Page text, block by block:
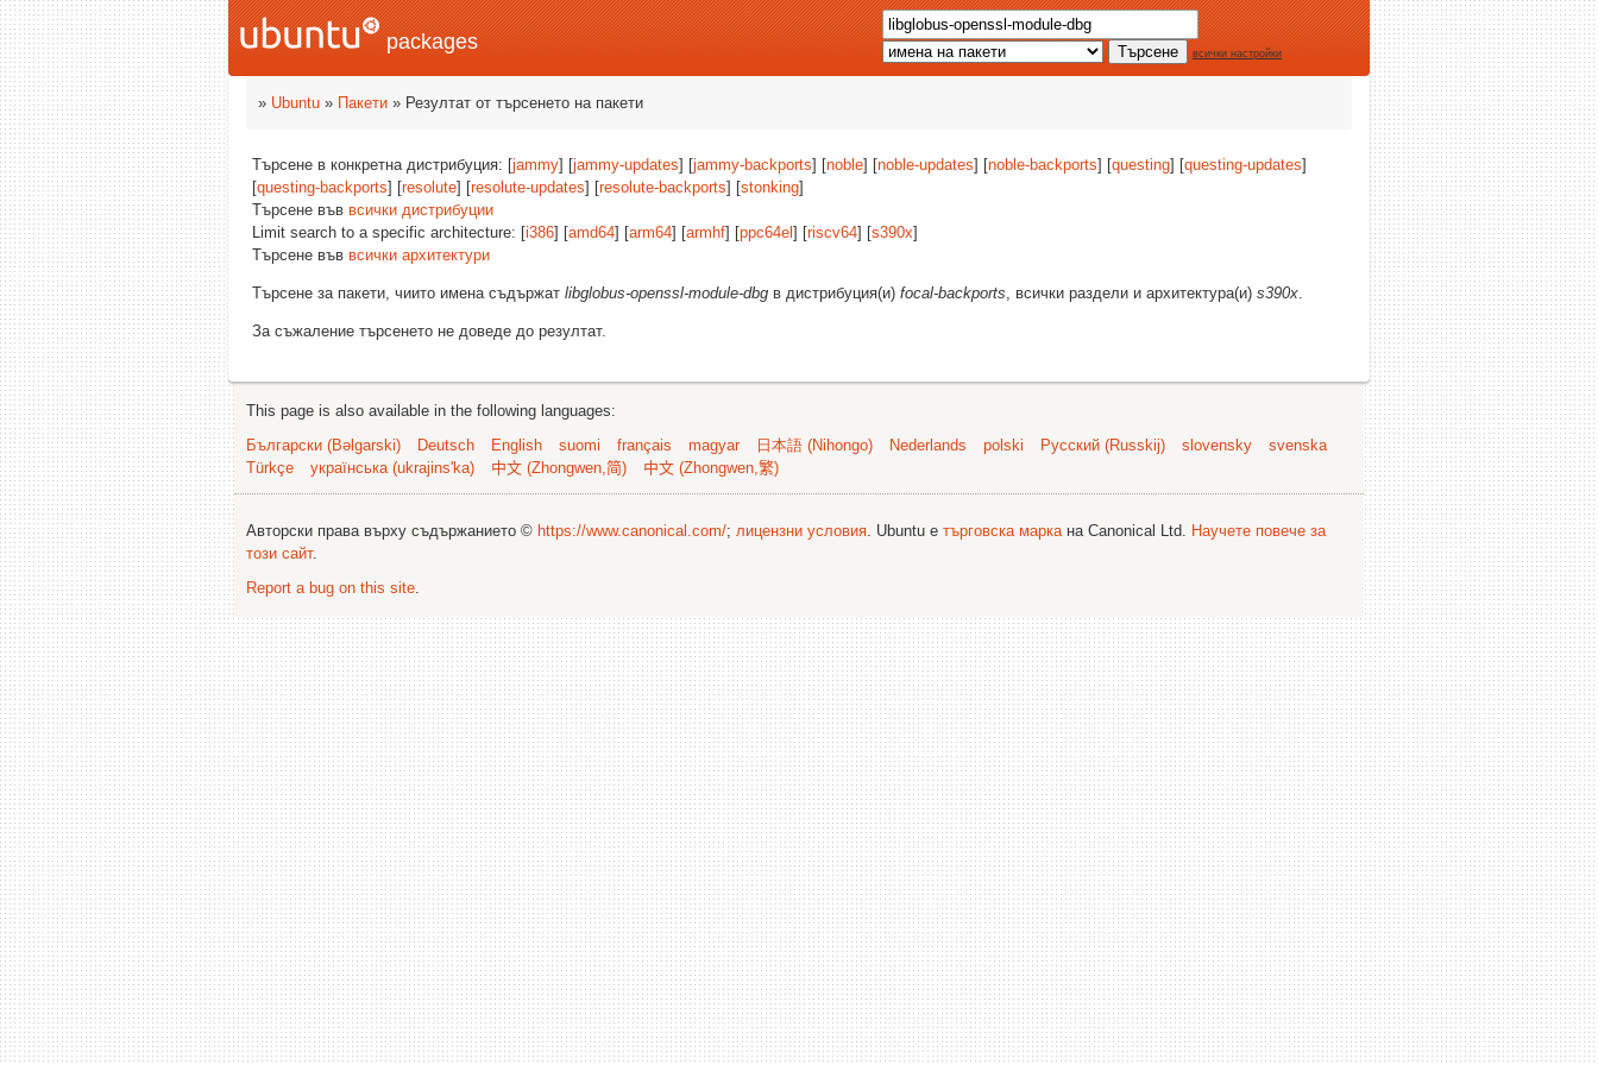
packages всички настройки
» Ubuntu » Пакети » Резултат от търсенето на пакети
Търсене в конкретна дистрибуция: [jammy] [jammy-updates] [jammy-backports] [noble] [noble-updates] [noble-backports] [questing] [questing-updates]
[questing-backports] [resolute] [resolute-updates] [resolute-backports] [stonking]
Търсене във всички дистрибуции
Limit search to a specific architecture: [i386] [amd64] [arm64] [armhf] [ppc64el ] [riscv64] [s390x]
Търсене във всички архитектури
Търсене за пакети, чиито имена съдържат libglobus-openssl-module-dbg в дистрибуция(и) focal-backports, всички раздели и архитектура(и) s390x.
За съжаление търсенето не доведе до резултат.
This page is also available in the following languages:
Български (Bəlgarski)
Deutsch English suomi français magyar 日本語 (Nihongo) Nederlands polski Русский (Russkij) slovensky
svenska
Türkçe
українська (ukrajins'ka) 中文 (Zhongwen,简) 中文 (Zhongwen,繁)
Авторски права върху съдържанието © https://www.canonical.com/; лицензни условия. Ubuntu е търговска маркана Canonical Ltd. Научете повече за
този сайт.
Report a bug on this site.